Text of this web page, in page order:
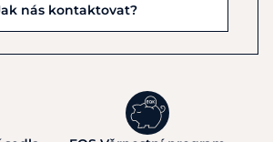
nás kontaktovat?